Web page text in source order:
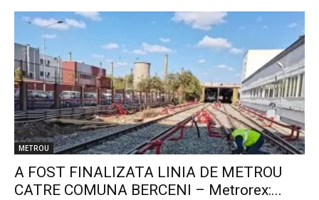
METROU
A FOST FINALIZATA LINIA DE METROU
CATRE COMUNA BERCENI – Metrorex:...